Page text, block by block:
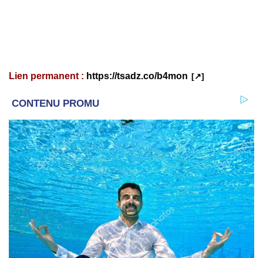
Lien permanent : https://tsadz.co/b4mon